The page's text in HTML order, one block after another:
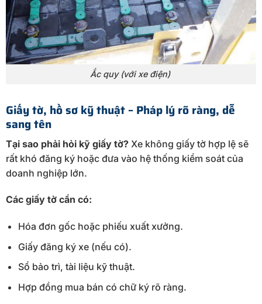
Ắc quy (với xe điện)
Giấy tờ, hồ sơ kỹ thuật – Pháp lý rõ ràng, dễ
sang tên
Tại sao phải hỏi kỹ giấy tờ? Xe không giấy tờ hợp lệ sẽ
rất khó đăng ký hoặc đưa vào hệ thống kiểm soát của
doanh nghiệp lớn.
Các giấy tờ cần có:
Hóa đơn gốc hoặc phiếu xuất xưởng.
Giấy đăng ký xe (nếu có).
Sổ bảo trì, tài liệu kỹ thuật.
Hợp đồng mua bán có chữ ký rõ ràng.